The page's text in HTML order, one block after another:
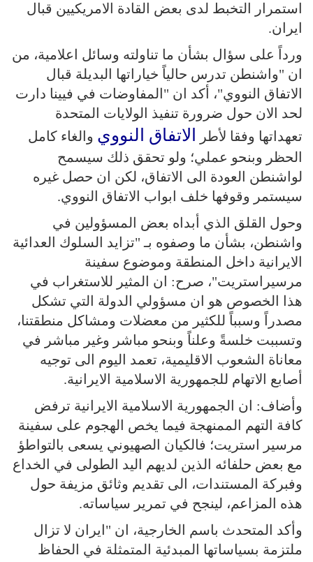
استمرار التخبط لدى بعض القادة الامريكيين قبال
ايران.
ورداً على سؤال بشأن ما تناولته وسائل اعلامية، من
ان "واشنطن تدرس حالياً خياراتها البديلة قبال
الاتفاق النووي"، أكد ان "المفاوضات في فيينا دارت
لحد الان حول ضرورة تنفيذ الولايات المتحدة
تعهداتها وفقا لأطر
الاتفاق النووي والغاء كامل
الحظر وبنحو عملي؛ ولو تحقق ذلك سيسمح
لواشنطن العودة الى الاتفاق، لكن ان حصل غيره
سيستمر وقوفها خلف ابواب الاتفاق النووي.
وحول القلق الذي أبداه بعض المسؤولين في
واشنطن، بشأن ما وصفوه بـ "تزايد السلوك العدائية
الايرانية داخل المنطقة وموضوع سفينة
مرسيراستريت"، صرح: ان المثير للاستغراب في
هذا الخصوص هو ان مسؤولي الدولة التي تشكل
مصدراً وسبباً للكثير من معضلات ومشاكل منطقتنا،
وتسببت خلسةً وعلناً وبنحو مباشر وغير مباشر في
معاناة الشعوب الاقليمية، تعمد اليوم الى توجيه
أصابع الاتهام للجمهورية الاسلامية الايرانية.
وأضاف: ان الجمهورية الاسلامية الايرانية ترفض
كافة التهم الممنهجة فيما يخص الهجوم على سفينة
مرسير استريت؛ فالكيان الصهيوني يسعى بالتواطؤ
مع بعض حلفائه الذين لديهم اليد الطولى في الخداع
وفبركة المستندات، الى تقديم وثائق مزيفة حول
هذه المزاعم، لينجح في تمرير سياساته.
وأكد المتحدث باسم الخارجية، ان "ايران لا تزال
ملتزمة بسياساتها المبدئية المتمثلة في الحفاظ